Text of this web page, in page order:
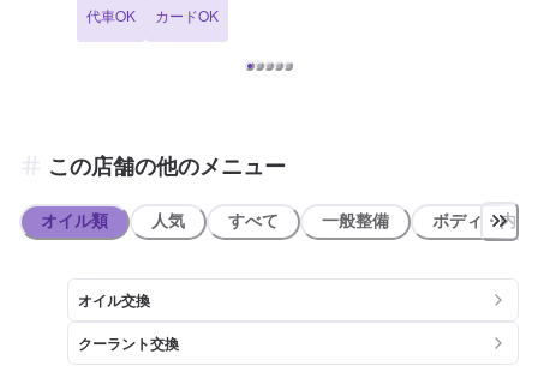
燥機（27kg）：1台 中型ガス乾燥機（16㎏）：4台完備 ガスで乾かす
ことにより、ふんわり仕上がります。 【営業時間】 [整備受付時間]
月〜土：10：00〜18：00 日・祝：10：00〜16：00 [給油営業時間]
「新涯6丁目」交差点をセブンイレブン福山箕島町店を左手に見なが
ら直進して約1.3㎞ほど進むと左手に当店がございます。 【近隣店舗
ム(約1.5㎞)
代車OK カードOK
この店舗の他のメニュー
オイル類 人気 すべて 一般整備 ボディ・内装
オイル交換
クーラント交換